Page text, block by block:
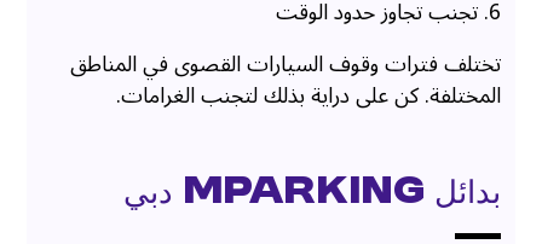
6. تجنب تجاوز حدود الوقت
تختلف فترات وقوف السيارات القصوى في المناطق
المختلفة. كن على دراية بذلك لتجنب الغرامات.
بدائل mParking دبي